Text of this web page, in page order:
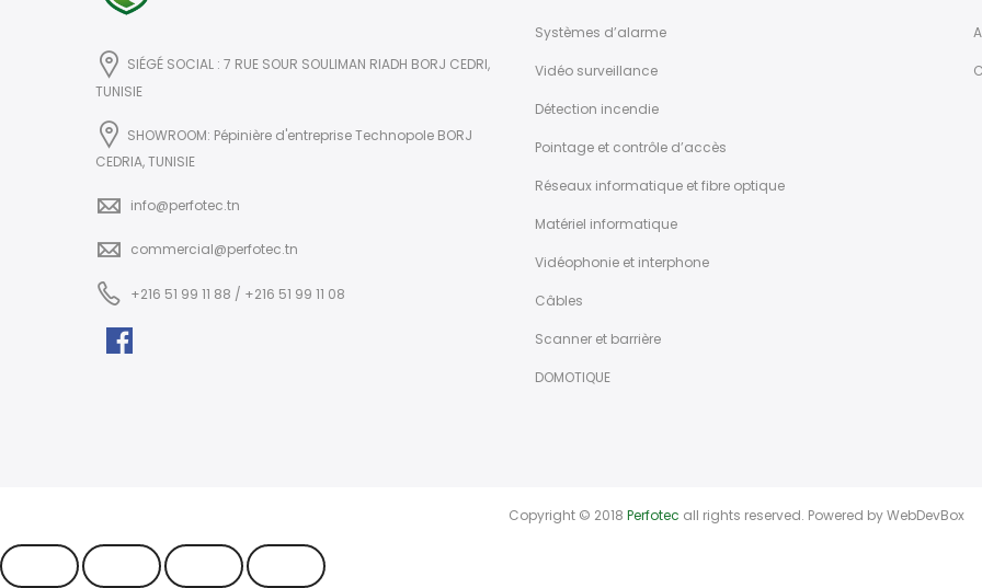
SIÉGÉ SOCIAL : 7 RUE SOUR SOULIMAN RIADH BORJ CEDRI,
TUNISIE
SHOWROOM: Pépinière d'entreprise Technopole BORJ
CEDRIA, TUNISIE
info@perfotec.tn
commercial@perfotec.tn
+216 51 99 11 88 / +216 51 99 11 08
Systèmes d’alarme
Vidéo surveillance
Détection incendie
Pointage et contrôle d’accès
Réseaux informatique et fibre optique
Matériel informatique
Vidéophonie et interphone
Câbles
Scanner et barrière
DOMOTIQUE
Copyright © 2018 Perfotec all rights reserved. Powered byWebDevBox